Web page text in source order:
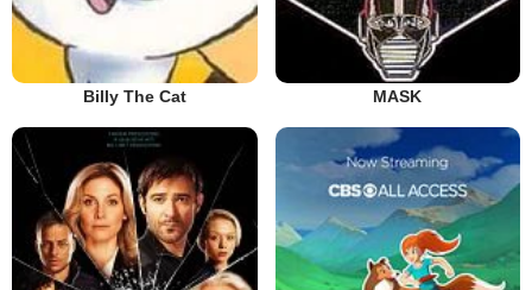
Billy The Cat MASK